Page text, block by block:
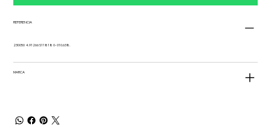
REFERENCIA
230050 4.91266 S11818 0- 010.638.
MARCA